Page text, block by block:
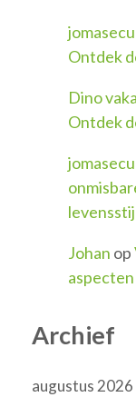
Ontdek
Dino
Ontdek
Johan op
Archief
augustus 2026